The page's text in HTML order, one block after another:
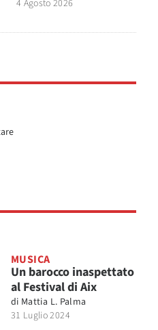
4 Agosto 2026
MUSICA
Un barocco inaspettato
al Festival di Aix
di Mattia L. Palma
31 Luglio 2024